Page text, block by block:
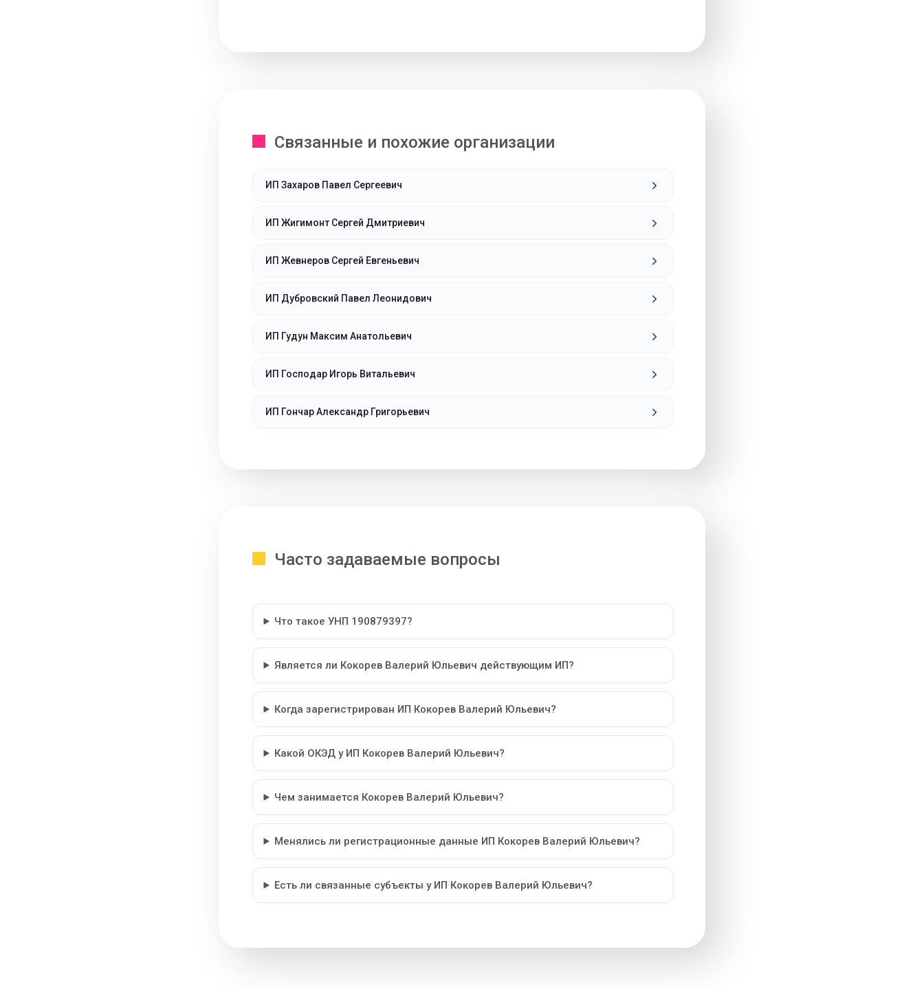
Связанные и похожие организации
ИП Захаров Павел Сергеевич
ИП Жигимонт Сергей Дмитриевич
ИП Жевнеров Сергей Евгеньевич
ИП Дубровский Павел Леонидович
ИП Гудун Максим Анатольевич
ИП Господар Игорь Витальевич
ИП Гончар Александр Григорьевич
Часто задаваемые вопросы
Что такое УНП 190879397?
Является ли Кокорев Валерий Юльевич действующим ИП?
Когда зарегистрирован ИП Кокорев Валерий Юльевич?
Какой ОКЭД у ИП Кокорев Валерий Юльевич?
Чем занимается Кокорев Валерий Юльевич?
Менялись ли регистрационные данные ИП Кокорев Валерий Юльевич?
Есть ли связанные субъекты у ИП Кокорев Валерий Юльевич?